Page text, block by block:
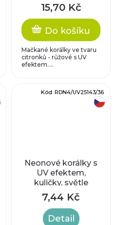
15,70 Kč
Do košíku
Mačkané korálky ve tvaru
citronků - růžové s UV
efektem....
Neonové korálky s
UV efektem,
kuličky, světle
oranžové
7,44 Kč
Detail
Kód: RDN4/UV25143/36